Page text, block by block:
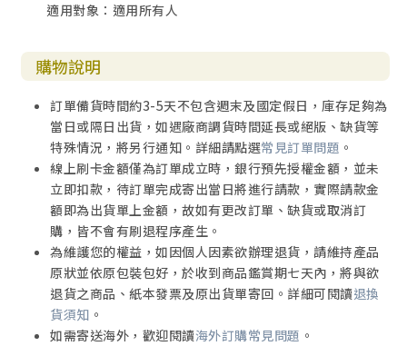
適用對象：適用所有人
購物說明
訂單備貨時間約3-5天不包含週末及國定假日，庫存足夠為
當日或隔日出貨，如遇廠商調貨時間延長或絕版、缺貨等
特殊情況，將另行通知。詳細請點選常見訂單問題 。
線上刷卡金額僅為訂單成立時，銀行預先授權金額，並未
立即扣款，待訂單完成寄出當日將進行請款，實際請款金
額即為出貨單上金額，故如有更改訂單、缺貨或取消訂
購，皆不會有刷退程序產生。
為維護您的權益，如因個人因素欲辦理退貨，請維持產品
原狀並依原包裝包好，於收到商品鑑賞期七天內，將與欲
退貨之商品、紙本發票及原出貨單寄回。詳細可閱讀退換
貨須知 。
如需寄送海外，歡迎閱讀海外訂購常見問題 。